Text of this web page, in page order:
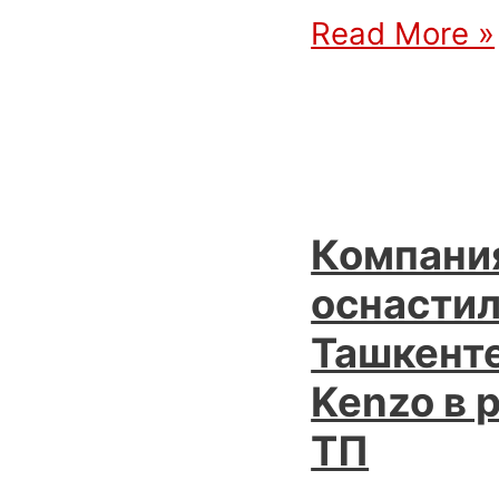
Read More »
Kenzo в
ТП